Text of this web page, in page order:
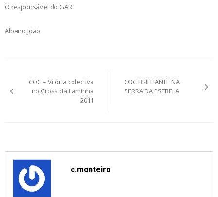
O responsável do GAR
Albano João
navigation
COC – Vitória colectiva
no Cross da Laminha
2011
COC BRILHANTE NA
SERRA DA ESTRELA
c.monteiro